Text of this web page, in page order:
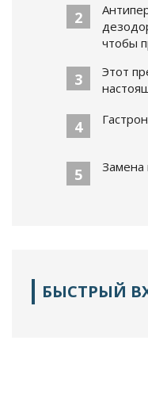
2
чтобы
3
Этот
4
5 Замена
БЫСТРЫЙ